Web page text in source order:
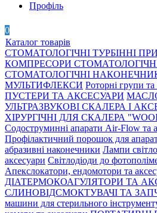
Профіль
0
Каталог товарів
СТОМАТОЛОГІЧНІ ТУРБІННІ
КОМПРЕСОРИ
СТОМАТОЛОГІЧНІ
МУЛЬТИФЛЕКСИ Роторні групи
ПУСТЕРИ ТА АКСЕСУАРИ
УЛЬТРАЗВУКОВІ СКАЛЕРА І
ХІРУРГІЧНІ ДЛЯ СКАЛЕРА
Содоструминні апарати Air-Flow та
Профілактичний порошок для
абразивні наконечники Лампи
аксесуари Світлодіоди до
Апекслокатори, ендомотори та
ДІАТЕРМОКОАГУЛЯТОРИ ТА
СЛИНОВІДСМОКТУВАЧІ ТА
машини для стерильного